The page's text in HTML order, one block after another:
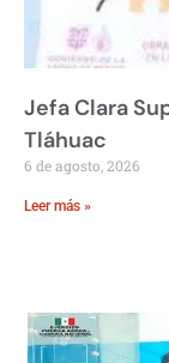
Jefa Clara
Tláhuac
6 de agosto, 2026
Leer más »